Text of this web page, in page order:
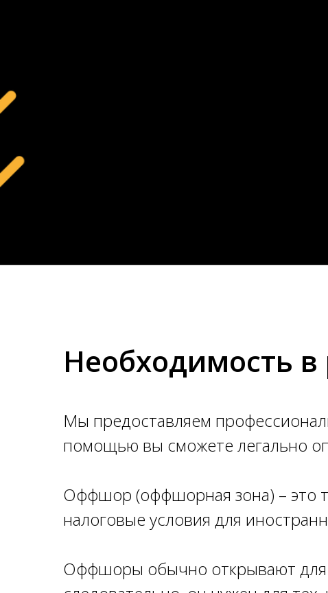
Регистрация
950$ за 1 день
безопасности
Оставить заявку
Необходимость
Мы предоставляем
помощью вы сможете легально
Оффшор (оффшорная зона) – это
налоговые условия для
Оффшоры обычно открывают для